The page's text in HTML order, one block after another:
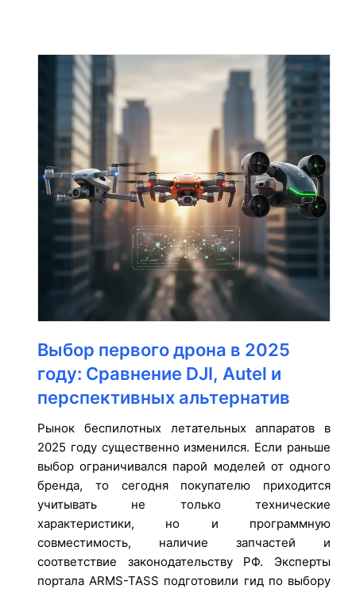
Выбор первого дрона в 2025
году: Сравнение DJI, Autel и
перспективных альтернатив
Рынок беспилотных летательных аппаратов в
2025 году существенно изменился. Если раньше
выбор ограничивался парой моделей от одного
бренда, то сегодня покупателю приходится
учитывать не только технические
характеристики, но и программную
совместимость, наличие запчастей и
соответствие законодательству РФ. Эксперты
портала ARMS-TASS подготовили гид по выбору